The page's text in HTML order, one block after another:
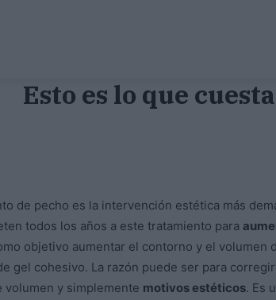
Esto es lo que
de pecho es la intervención estética más
todos los años a este tratamiento para
objetivo aumentar el contorno y el volumen
gel cohesivo. La razón puede ser para
volumen y simplemente motivos estéticos. Es